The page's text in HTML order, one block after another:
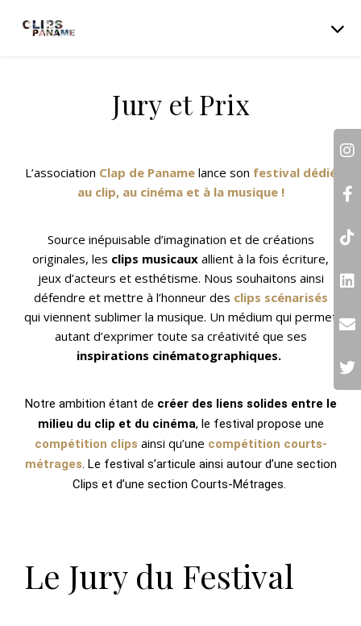
Jury et Prix
L’association Clap de Panamelance son festival dédié
au clip, au cinéma et à la musique!
Source inépuisable d’imagination et de créations
originales, les clips musicaux allient à la fois écriture,
jeux d’acteurs et esthétisme. Nous souhaitons ainsi
défendre et mettre à l’honneur des clips scénarisés
qui viennent sublimer la musique. Un médium qui permet
autant d’exprimer toute sa créativité que ses
inspirations cinématographiques.
Notre ambition étant de créer des liens solides entre le
milieu du clip et du cinéma, le festival propose une
compétition clips ainsi qu’une compétition courts-
métrages. Le festival s’articule ainsi autour d’une section
Clips et d’une section Courts-Métrages.
Le Jury du Festival